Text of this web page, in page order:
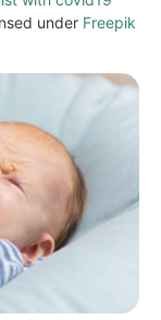
under Freepik